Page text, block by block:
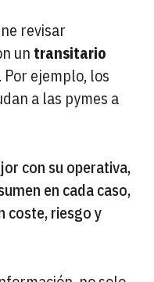
revisar
un transitario
. Por ejemplo, los
a las pymes a
con su operativa,
en cada caso,
coste, riesgo y